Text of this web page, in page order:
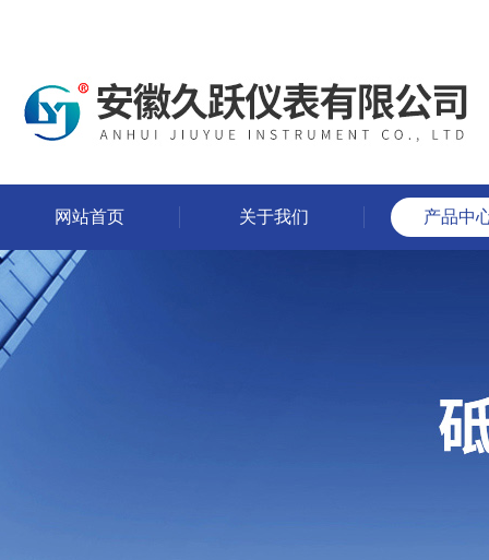
网站首页 关于我们 产品中